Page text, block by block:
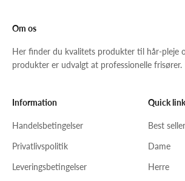
Om os
Her finder du kvalitets produkter til hår-pleje
produkter er udvalgt at professionelle frisører.
Information
Handelsbetingelser
Privatlivspolitik
Leveringsbetingelser
Quick
Best
Dame
Herre